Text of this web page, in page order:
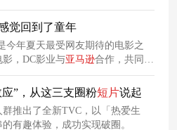
觉回到了童年
今年夏天最受网友期待的电影之
，DC影业与亚马逊合作，共同上
都可以成为超人》，这支TVC力图
，通过细腻的生活场景唤醒观众共
”，从这三支圈粉短片说起
推出了全新TVC，以「热爱生
有趣体验，成功实现破圈。